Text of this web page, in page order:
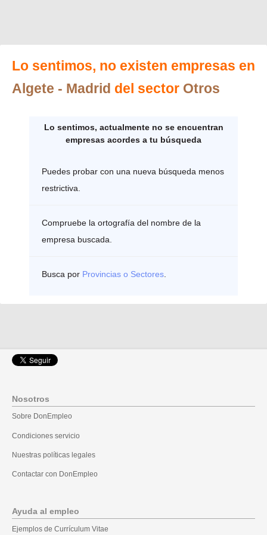
Lo sentimos, no existen empresas en
Algete - Madrid del sector Otros
Lo sentimos, actualmente no se encuentran
empresas acordes a tu búsqueda
Puedes probar con una nueva búsqueda menos
restrictiva.
Compruebe la ortografía del nombre de la
empresa buscada.
Busca por Provincias o Sectores
Nosotros
Sobre DonEmpleo
Condiciones servicio
Nuestras políticas legales
Contactar con DonEmpleo
Ayuda al empleo
Ejemplos de Currículum Vitae